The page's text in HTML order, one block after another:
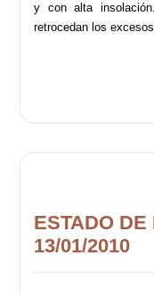
y con alta
retrocedan los
ESTADO
13/01/2010